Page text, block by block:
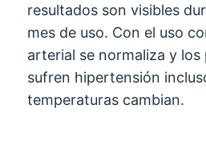
resultados son visibles
mes de uso. Con el uso
arterial se normaliza y los
sufren hipertensión
temperaturas cambian.